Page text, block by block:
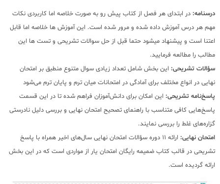
درسنامه: در ابتدای هر فصل از کتاب پیش رو به صورت خلاصه اما کاربردی نکات
مهم هر درس آموزش داده شده و مرور شده است. این آموزش ها خلاصه اما قابل
اعتنا است و پیشنهاد میشود حتما قبل از حل سوالات تشریحی و تست ها این
مطالب را مطالعه فرمایید.
سؤالات تشریحی: این بخش شامل تعداد زیادی سوال متنوع منطبق بر امتحان
نهایی در انواع مختلف برای آمادگی در امتحانات میان ترم و پایان ترم می‌شود
پاسخنامه تشریحی: این امکان برای دانش‌آموزان فراهم شده تا در این قسمت
پاسخ‌هایی کافی متناسب با راهنمای تصحیح امتحان نهایی و بررسی دلیل نادرستی
گزاره‌های غلط را بررسی نمایند.
امتحان نهایی:
ارائه 11 دوره سؤالات امتحان نهایی سال‌های اخیر همراه با پاسخ
تشریحی در قالب کتاب ضمیمه رایگان امتحان یار از مواردی است که در این بخش
ارائه گردیده است.